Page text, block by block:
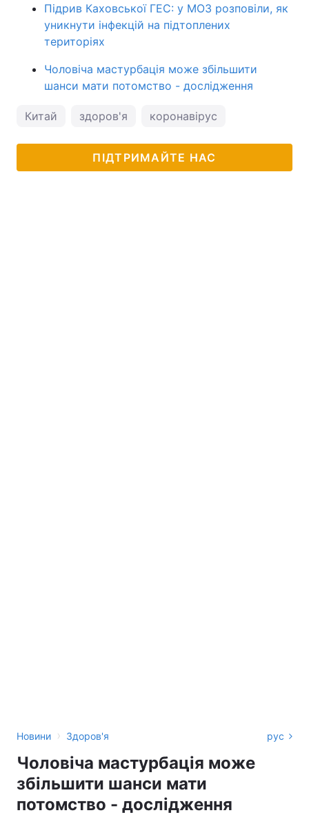
Підрив Каховської ГЕС: у МОЗ розповіли, як
уникнути інфекцій на підтоплених
територіях
Чоловіча мастурбація може збільшити
шанси мати потомство - дослідження
Китай здоров'я коронавірус
ПІДТРИМАЙТЕ НАС
Новини › Здоров'я рус
Чоловіча мастурбація може
збільшити шанси мати
потомство - дослідження